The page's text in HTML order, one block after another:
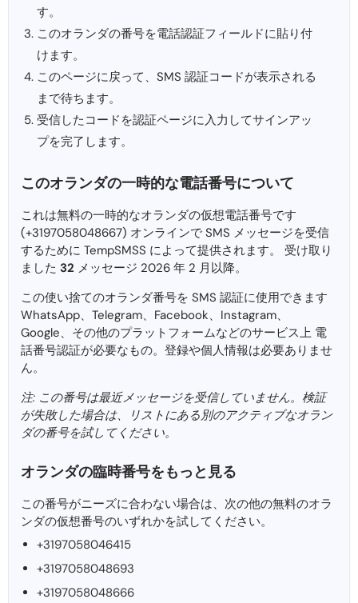
す。
このオランダの番号を電話認証フィールドに貼り付
けます。
このページに戻って、SMS 認証コードが表示される
まで待ちます。
受信したコードを認証ページに入力してサインアッ
プを完了します。
このオランダの一時的な電話番号について
これは無料の一時的なオランダの仮想電話番号です
(+3197058048667) オンラインで SMS メッセージを受信
するために TempSMSS によって提供されます。 受け取り
ました 32 メッセージ 2026 年 2 月以降。
この使い捨てのオランダ番号を SMS 認証に使用できます
WhatsApp、Telegram、Facebook、Instagram、
Google、その他のプラットフォームなどのサービス上 電
話番号認証が必要なもの。登録や個人情報は必要ありませ
ん。
注: この番号は最近メッセージを受信して​​いません。検証
が失敗した場合は、リストにある別のアクティブなオラン
ダの番号を試してください。
オランダの臨時番号をもっと見る
この番号がニーズに合わない場合は、次の他の無料のオラ
ンダの仮想番号のいずれかを試してください。
+3197058046415
+3197058048693
+3197058048666